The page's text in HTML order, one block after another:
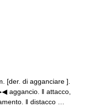
[der. di agganciare ].
aggancio. ‖ attacco,
‖ distacco …